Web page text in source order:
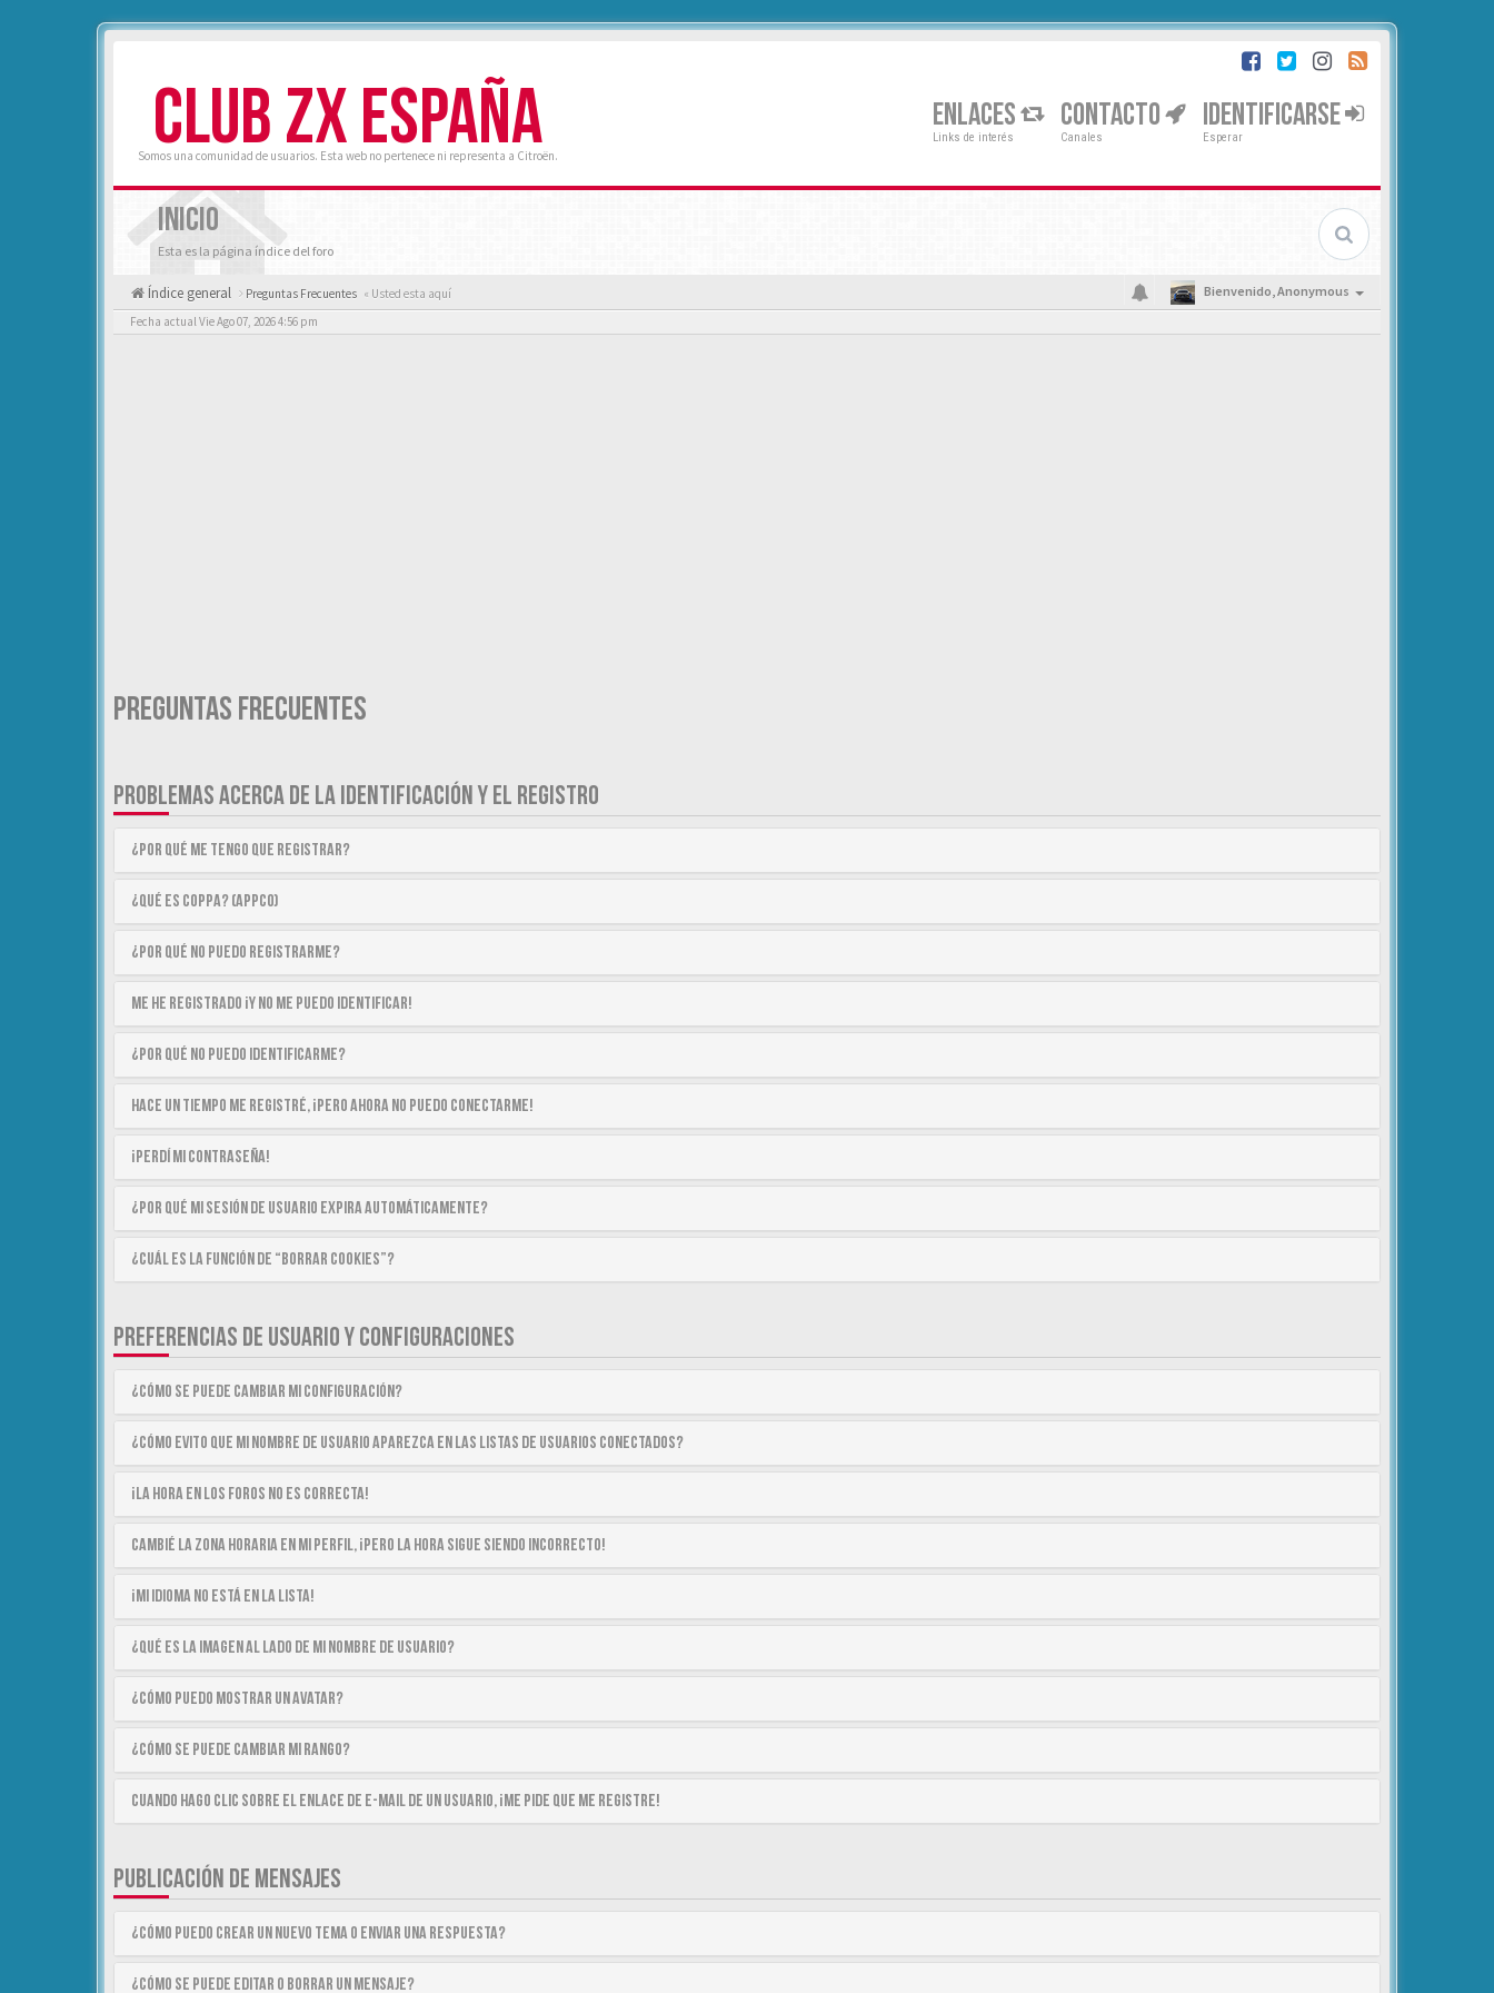
CLUB ZX ESPAÑA
Somos una comunidad de usuarios. Esta web no pertenece ni representa a Citroën.
ENLACES
Links de interés
CONTACTO
Canales
IDENTIFICARSE
Esperar
INICIO
Esta es la página índice del foro
Índice general Preguntas Frecuentes « Usted esta aquí Bienvenido,Anonymous
Fecha actual Vie Ago 07, 2026 4:56 pm
Preguntas Frecuentes
PROBLEMAS ACERCA DE LA IDENTIFICACIÓN Y EL REGISTRO
¿Por qué me tengo que registrar?
¿Qué es COPPA? (APPCO)
¿Por qué no puedo registrarme?
Me he registrado ¡y no me puedo identificar!
¿Por qué no puedo identificarme?
Hace un tiempo me registré, ¡pero ahora no puedo conectarme!
¡Perdí mi contraseña!
¿Por qué mi sesión de usuario expira automáticamente?
¿Cuál es la función de “Borrar cookies”?
PREFERENCIAS DE USUARIO Y CONFIGURACIONES
¿Cómo se puede cambiar mi configuración?
¿Cómo evito que mi nombre de usuario aparezca en las listas de usuarios conectados?
¡La hora en los foros no es correcta!
Cambié la zona horaria en mi perfil, ¡pero la hora sigue siendo incorrecto!
¡Mi idioma no está en la lista!
¿Qué es la imagen al lado de mi nombre de usuario?
¿Cómo puedo mostrar un avatar?
¿Cómo se puede cambiar mi rango?
Cuando hago clic sobre el enlace de e-mail de un usuario, ¡me pide que me registre!
PUBLICACIÓN DE MENSAJES
¿Cómo puedo crear un nuevo tema o enviar una respuesta?
¿Cómo se puede editar o borrar un mensaje?